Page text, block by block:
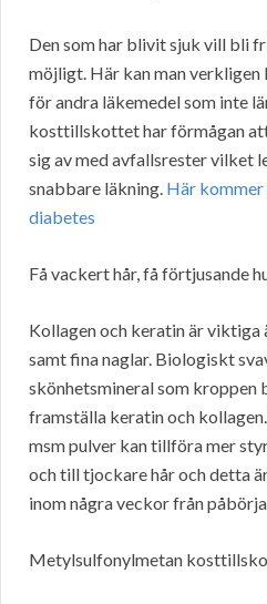
Den som har blivit sjuk vill bli
möjligt. Här kan man
för andra läkemedel som inte
kosttillskottet har förmågan
sig av med avfallsrester vilket
snabbare läkning. Här
diabetes
Få vackert hår, få förtjusande
Kollagen och keratin är viktiga
samt fina naglar. Biologiskt
skönhetsmineral som kroppen
framställa keratin och
msm pulver kan tillföra mer
och till tjockare hår och detta
inom några veckor från
Metylsulfonylmetan